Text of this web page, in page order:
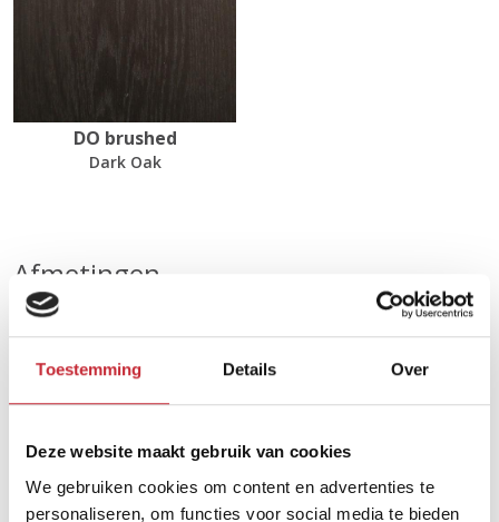
Toestemming Details Over
Deze website maakt gebruik van cookies
We gebruiken cookies om content en advertenties te
personaliseren, om functies voor social media te bieden
DO brushed
Dark Oak
Afmetingen
dealer in ons netwerk